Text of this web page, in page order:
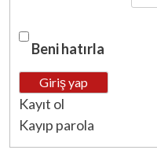
Beni hatırla
Giriş yap
Kayıt ol
Kayıp parola